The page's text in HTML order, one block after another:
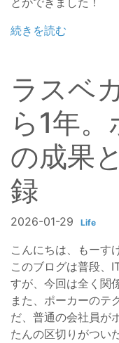
続きを読む
ラスベ
ら1年
の成果
録
2026-01-29 Life
こんにちは、もーす
このブログは普段、
すが、今回は全く関
また、ポーカーのテ
だ、普通の会社員が
たんの区切りがつい